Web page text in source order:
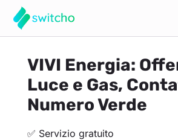
VIVI Energia:
Luce e Gas,
Numero Verde
✅ Servizio gratuito